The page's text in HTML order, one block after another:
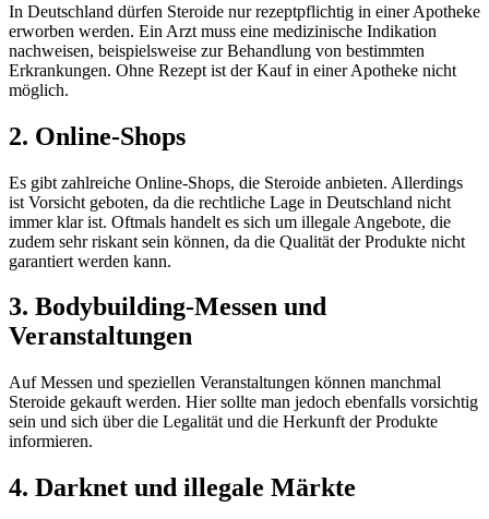
In Deutschland dürfen Steroide nur rezeptpflichtig in einer Apotheke
erworben werden. Ein Arzt muss eine medizinische Indikation
nachweisen, beispielsweise zur Behandlung von bestimmten
Erkrankungen. Ohne Rezept ist der Kauf in einer Apotheke nicht
möglich.
2. Online-Shops
Es gibt zahlreiche Online-Shops, die Steroide anbieten. Allerdings
ist Vorsicht geboten, da die rechtliche Lage in Deutschland nicht
immer klar ist. Oftmals handelt es sich um illegale Angebote, die
zudem sehr riskant sein können, da die Qualität der Produkte nicht
garantiert werden kann.
3. Bodybuilding-Messen und
Veranstaltungen
Auf Messen und speziellen Veranstaltungen können manchmal
Steroide gekauft werden. Hier sollte man jedoch ebenfalls vorsichtig
sein und sich über die Legalität und die Herkunft der Produkte
informieren.
4. Darknet und illegale Märkte